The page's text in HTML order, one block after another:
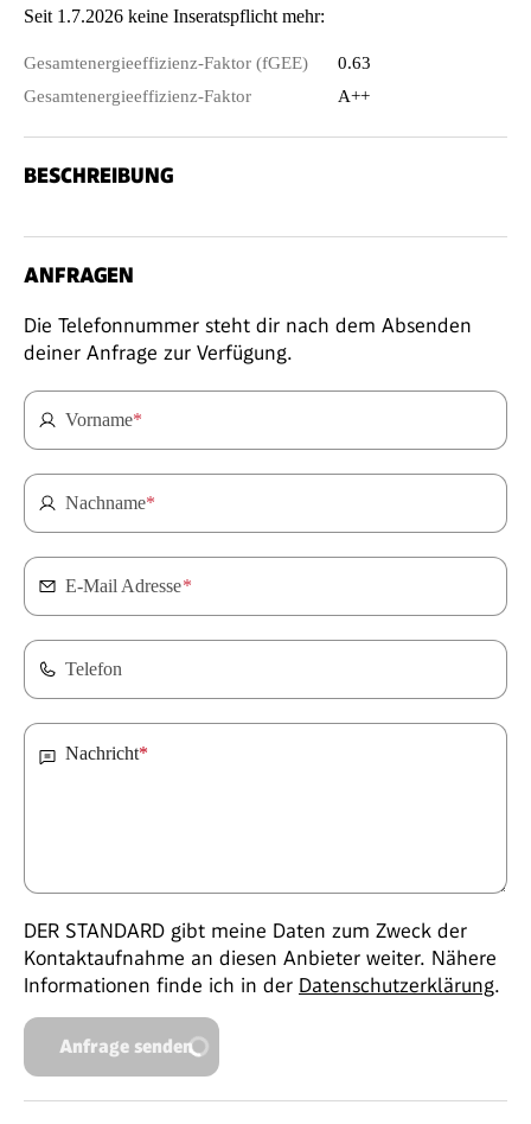
Seit 1.7.2026 keine Inseratspflicht mehr:
Gesamtenergieeffizienz-Faktor (fGEE)
0.63
Gesamtenergieeffizienz-Faktor
A++
BESCHREIBUNG
ANFRAGEN
Die Telefonnummer steht dir nach dem Absenden
deiner Anfrage zur Verfügung.
Vorname*
Nachname*
E-Mail Adresse*
Telefon
Nachricht*
DER STANDARD gibt meine Daten zum Zweck der
Kontaktaufnahme an diesen Anbieter weiter. Nähere
Informationen finde ich in der Datenschutzerklärung.
Anfrage senden